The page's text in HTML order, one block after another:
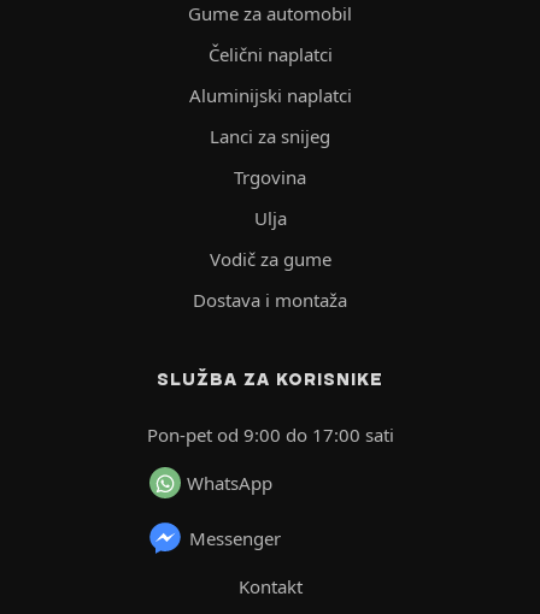
Gume za automobil
Čelični naplatci
Aluminijski naplatci
Lanci za snijeg
Trgovina
Ulja
Vodič za gume
Dostava i montaža
SLUŽBA ZA KORISNIKE
Pon-pet od 9:00 do 17:00 sati
WhatsApp
Messenger
Kontakt